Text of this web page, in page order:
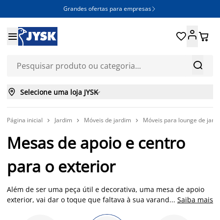
Grandes ofertas para empresas 


 
 Selecione uma loja JYSK
Página inicial  Jardim  Móveis de jardim  Móveis para lounge de
Mesas de apoio e centro
para o exterior
Além de ser uma peça útil e decorativa, uma mesa de apoio
exterior, vai dar o toque que faltava à sua varanda, pátio ou
... Saiba mais